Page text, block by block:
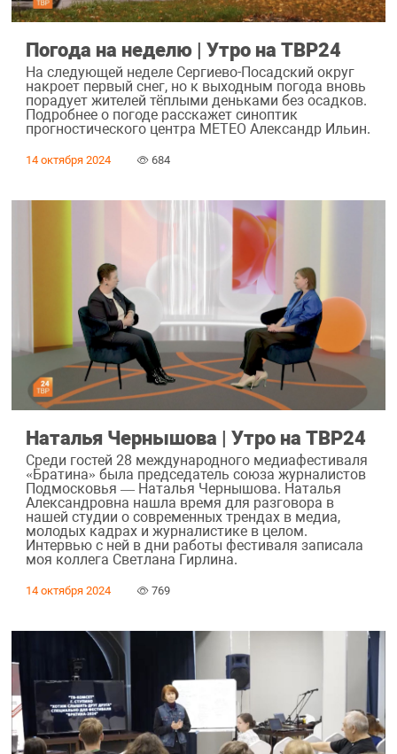
Погода на неделю | Утро на ТВР24
На следующей неделе Сергиево-Посадский округ
накроет первый снег, но к выходным погода вновь
порадует жителей тёплыми деньками без осадков.
Подробнее о погоде расскажет синоптик
прогностического центра МЕТЕО Александр Ильин.
14 октября 2024 684
Наталья Чернышова | Утро на ТВР24
Среди гостей 28 международного медиафестиваля
«Братина» была председатель союза журналистов
Подмосковья — Наталья Чернышова. Наталья
Александровна нашла время для разговора в
нашей студии о современных трендах в медиа,
молодых кадрах и журналистике в целом.
Интервью с ней в дни работы фестиваля записала
моя коллега Светлана Гирлина.
14 октября 2024 769